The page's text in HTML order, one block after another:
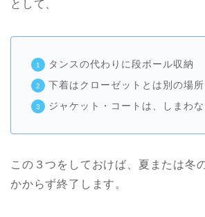
として、
タンスの代わりに段ボール収納
下着はクローゼットとは別の場
ジャケット・コートは、しまわな
この３つをしておけば、夏または冬
かからず終了します。